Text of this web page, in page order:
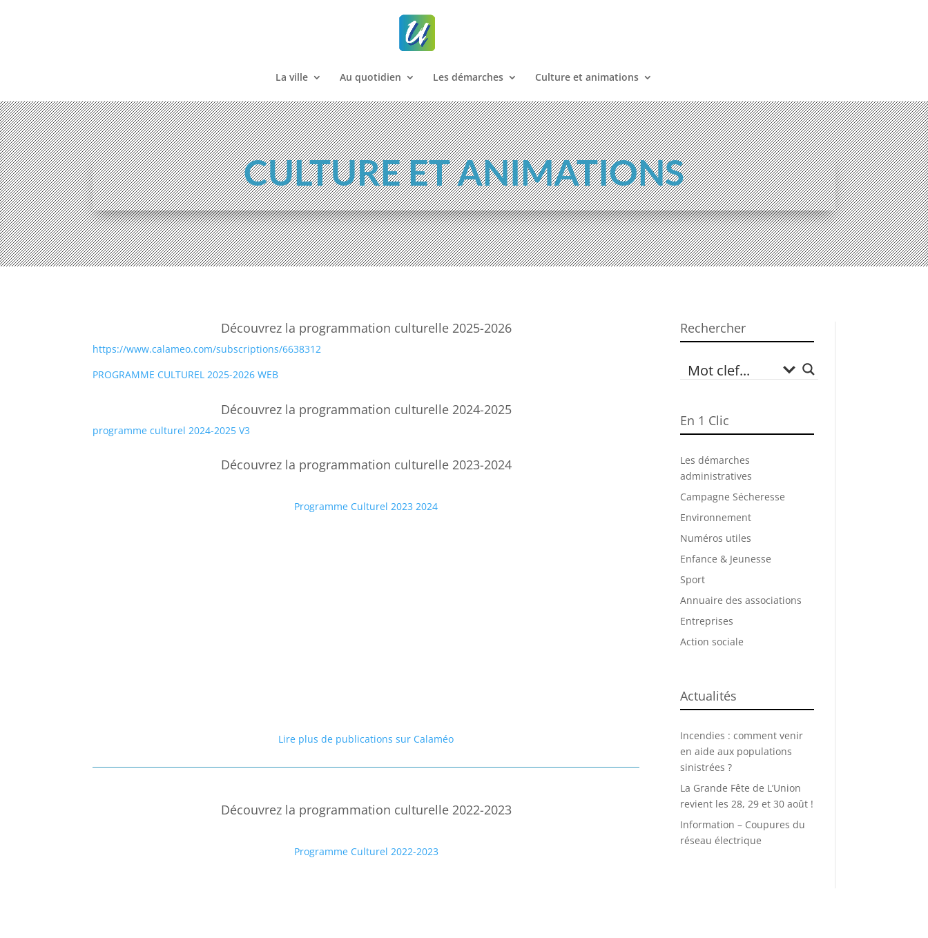
La ville Au quotidien Les démarches Culture et animations
CULTURE ET ANIMATIONS
Découvrez la programmation culturelle 2025-2026
https://www.calameo.com/subscriptions/6638312
PROGRAMME CULTUREL 2025-2026 WEB
Découvrez la programmation culturelle 2024-2025
programme culturel 2024-2025 V3
Découvrez la programmation culturelle 2023-2024
Programme Culturel 2023 2024
Lire plus de publications sur Calaméo
Découvrez la programmation culturelle 2022-2023
Programme Culturel 2022-2023
Rechercher
En 1 Clic
Les démarches
administratives
Campagne Sécheresse
Environnement
Numéros utiles
Enfance & Jeunesse
Sport
Annuaire des associations
Entreprises
Action sociale
Actualités
Incendies : comment venir
en aide aux populations
sinistrées ?
La Grande Fête de L’Union
revient les 28, 29 et 30 août !
Information – Coupures du
réseau électrique